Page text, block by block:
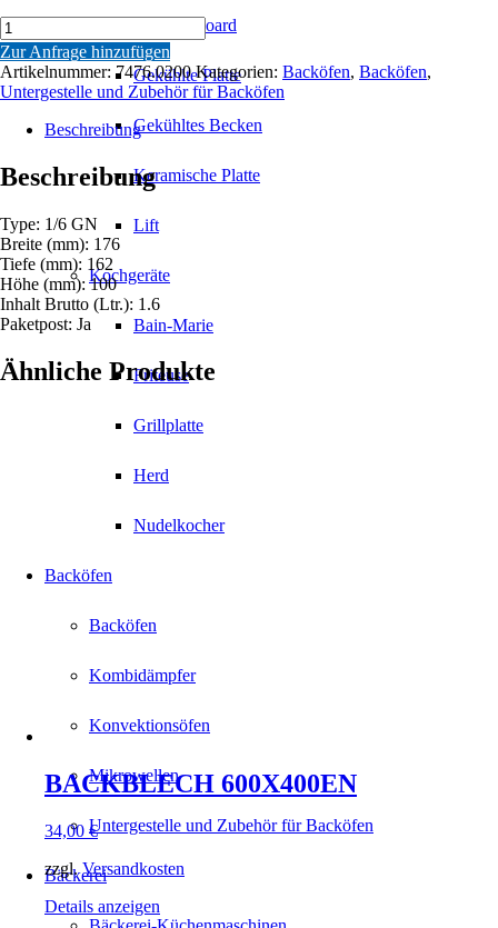
Aufsatzbboard
Gekühlte Platte
Gekühltes Becken
Keramische Platte
Lift
Kochgeräte
Bain-Marie
Friteuse
Grillplatte
Herd
Nudelkocher
Backöfen
Backöfen
Kombidämpfer
Konvektionsöfen
Mikrowellen
Untergestelle und Zubehör für Backöfen
Bäckerei
GN
BEHÄLTER
1/6GN-
100MM
Menge
Zur Anfrage hinzufügen
Artikelnummer: 7476.0200 Kategorien: Backöfen, Backöfen,
Untergestelle und Zubehör für Backöfen
Beschreibung
Beschreibung
Type: 1/6 GN
Breite (mm): 176
Tiefe (mm): 162
Höhe (mm): 100
Inhalt Brutto (Ltr.): 1.6
Paketpost: Ja
Ähnliche Produkte
BACKBLECH 600X400EN
34,00 €
zzgl.Versandkosten
Details anzeigen